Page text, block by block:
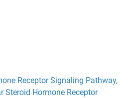
Receptor Signaling Pathway,
Steroid Hormone Receptor